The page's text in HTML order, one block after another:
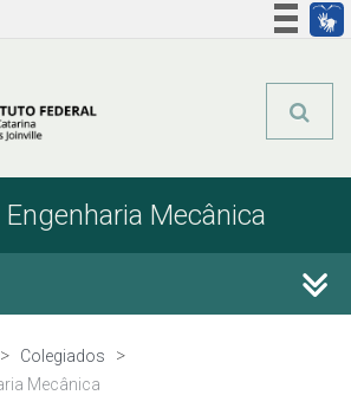
Mecânica
Colegiados
Mecânica